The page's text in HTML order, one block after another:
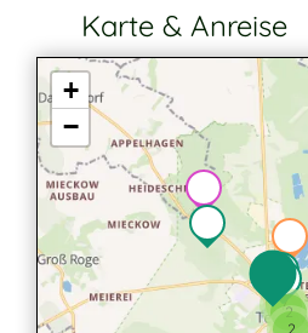
Karte & Anreise
2
2
7
+
−